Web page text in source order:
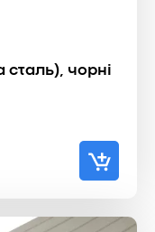
сталь), чорні